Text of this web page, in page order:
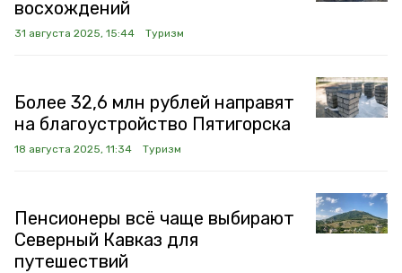
восхождений
31 августа 2025, 15:44 Туризм
Более 32,6 млн рублей направят
на благоустройство Пятигорска
18 августа 2025, 11:34 Туризм
Пенсионеры всё чаще выбирают
Северный Кавказ для
путешествий